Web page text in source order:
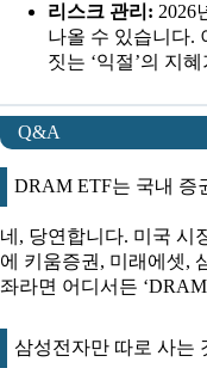
리스크 관리: 2026
나올 수 있습니다.
짓는 ‘익절’의 지
Q&A
DRAM ETF는 국내 증
네, 당연합니다. 미국 시
에 키움증권, 미래에셋,
좌라면 어디서든
삼성전자만 따로 사는